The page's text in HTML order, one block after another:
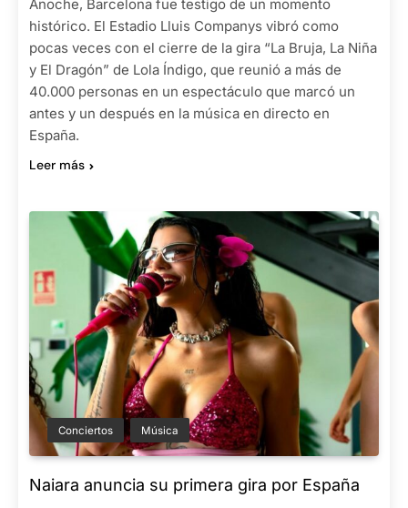
Anoche, Barcelona fue testigo de un momento
histórico. El Estadio Lluis Companys vibró como
pocas veces con el cierre de la gira “La Bruja, La Niña
y El Dragón” de Lola Índigo, que reunió a más de
40.000 personas en un espectáculo que marcó un
antes y un después en la música en directo en
España.
Leer más
Conciertos Música
Naiara anuncia su primera gira por España